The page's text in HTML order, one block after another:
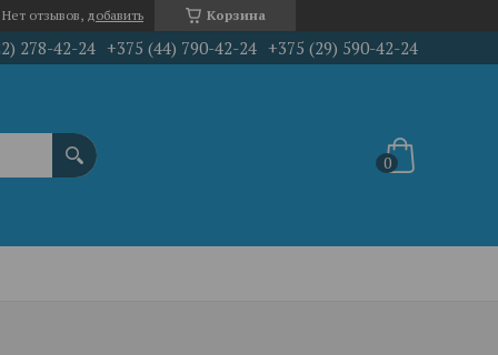
Корзина
Нет отзывов, добавить
278-42-24 +375 (44) 790-42-24 +375 (29) 590-42-24